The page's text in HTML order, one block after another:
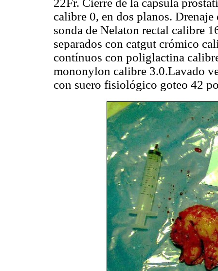
calibre 0, en dos planos.
sonda de Nelaton rectal calibre
separados con catgut crómico
contínuos con poliglactina
mononylon calibre 3.0.Lavado
con suero fisiológico goteo 42